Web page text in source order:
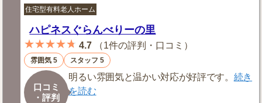
住宅型有料老人ホーム
ハピネスぐらんべりーの里
★★★★★ 4.7 （1件の評判・口コミ ）
雰囲気 5 スタッフ 5
口コミ
・評判
明るい雰囲気と温かい対応が好評です。 続き
を読む